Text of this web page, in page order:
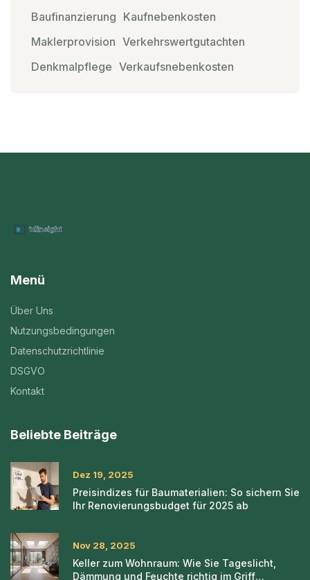
Baufinanzierung Kaufnebenkosten
Maklerprovision Verkehrswertgutachten
Denkmalpflege Verkaufsnebenkosten
Menü
Über Uns
Nutzungsbedingungen
Datenschutzrichtlinie
DSGVO
Kontakt
Beliebte Beiträge
Dez 19, 2025
Preisindizes für Baumaterialien: So sichern Sie
Ihr Renovierungsbudget für 2025 ab
Nov 28, 2025
Keller zum Wohnraum: Wie Sie Tageslicht,
Dämmung und Feuchte richtig im Griff